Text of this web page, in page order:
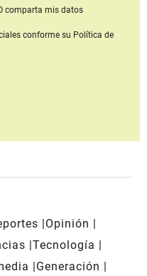
comparta mis datos
conforme su Política de
Opinión
Tecnología
Generación